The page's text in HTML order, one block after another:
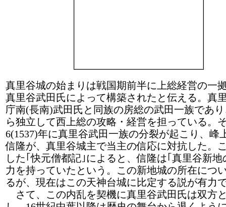
真里谷城の始まりは戦国期前半に上総経営の一
真里谷武田氏によって構築されたと伝える。真
庁南(長南)武田氏と同族の房総の武田一族であ
ら独立して西上総の攻略・経営を担っている。
6(1537)年に真里谷武田一族の分裂が起こり、峰
信隆が、真里谷城主で当主の信応に対抗した。
した｢快元僧都記｣によると、信隆は｢真里谷新地
力を持っていたという。この新地城の所在につ
るが、現在はこの天神台城に比定する説が有力
さて、この内乱を契機に真里谷武田氏は双方